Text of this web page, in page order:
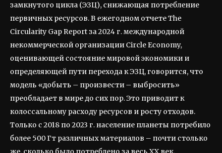
замкнутого цикла (ЭЗЦ), снижающая потребление
первичных ресурсов. В ежегодном отчете The
Circularity Gap Report за 2024 г. международной
некоммерческой организации Circle Economy,
оценивающей состояние мировой экономики и
определяющей пути перехода к ЭЗЦ, говорится, что
модель «добыть – произвести – выбросить»
преобладает в мире до сих пор. Это приводит к
колоссальному расходу ресурсов и росту отходов.
Только с 2018 по 2023 г. население планеты потребило
более 500 Гт различных материалов – почти столько